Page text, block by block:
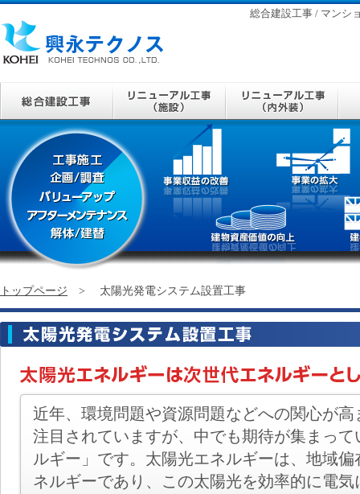
総合建設工事 / マンシ
トップページ > 太陽光発電システム設置工事
近年、環境問題や資源問題などへの関心が
注目されていますが、中でも期待が集まっ
ルギー」です。太陽光エネルギーは、地域
ネルギーであり、この太陽光を効率的に電